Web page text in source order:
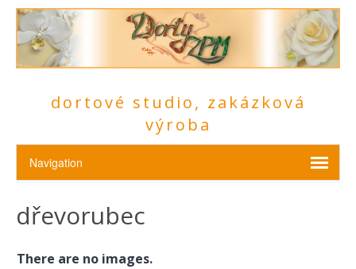
dortové studio, zakázková
výroba
dřevorubec
There are no images.